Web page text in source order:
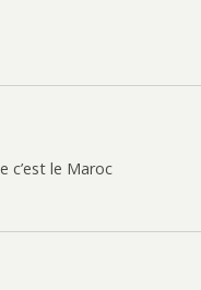
c’est le Maroc